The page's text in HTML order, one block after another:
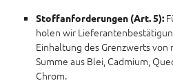
Stoffanforderungen (Art. 5):
holen wir
Einhaltung des Grenzwerts von
Summe aus Blei, Cadmium,
Chrom.